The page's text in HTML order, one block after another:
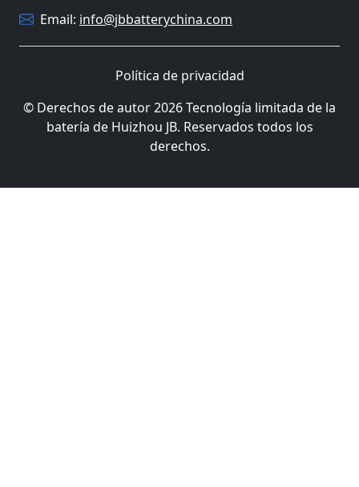
Email: info@jbbatterychina.com
Política de privacidad
© Derechos de autor 2026 Tecnología limitada de la
batería de Huizhou JB. Reservados todos los
derechos.